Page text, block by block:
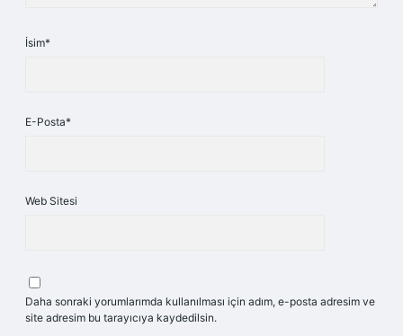
İsim*
E-Posta*
Web Sitesi
Daha sonraki yorumlarımda kullanılması için adım, e-posta adresim ve
site adresim bu tarayıcıya kaydedilsin.